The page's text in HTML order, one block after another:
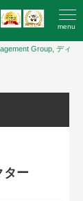
menu
Group, ディ
ター